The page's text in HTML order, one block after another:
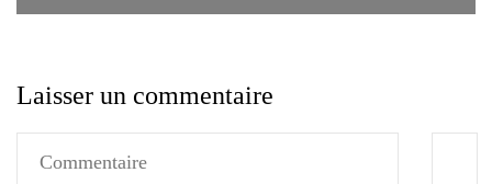
Laisser un commentaire